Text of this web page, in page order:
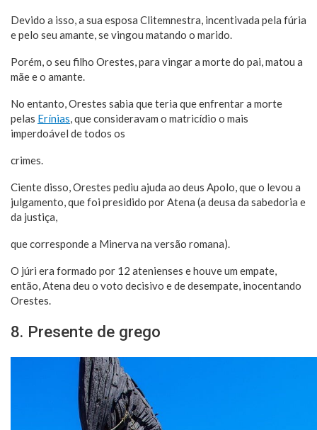
Devido a isso, a sua esposa Clitemnestra, incentivada pela fúria
e pelo seu amante, se vingou matando o marido.
Porém, o seu filho Orestes, para vingar a morte do pai, matou a
mãe e o amante.
No entanto, Orestes sabia que teria que enfrentar a morte
pelas Erínias , que consideravam o matricídio o mais
imperdoável de todos os
crimes.
Ciente disso, Orestes pediu ajuda ao deus Apolo, que o levou a
julgamento, que foi presidido por Atena (a deusa da sabedoria e
da justiça,
que corresponde a Minerva na versão romana).
O júri era formado por 12 atenienses e houve um empate,
então, Atena deu o voto decisivo e de desempate, inocentando
Orestes.
8. Presente de grego